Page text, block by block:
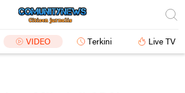
VIDEO Terkini Live TV